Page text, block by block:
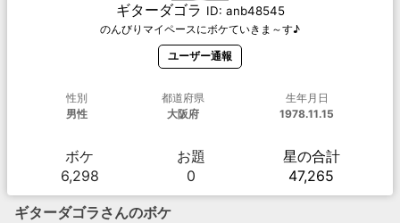
ギターダゴラ ID: anb48545
のんびりマイペースにボケていきま～す♪
ユーザー通報
性別
男性
都道府県
大阪府
生年月日
1978.11.15
ボケ
6,298
お題
0
星の合計
47,265
ギターダゴラ さんのボケ